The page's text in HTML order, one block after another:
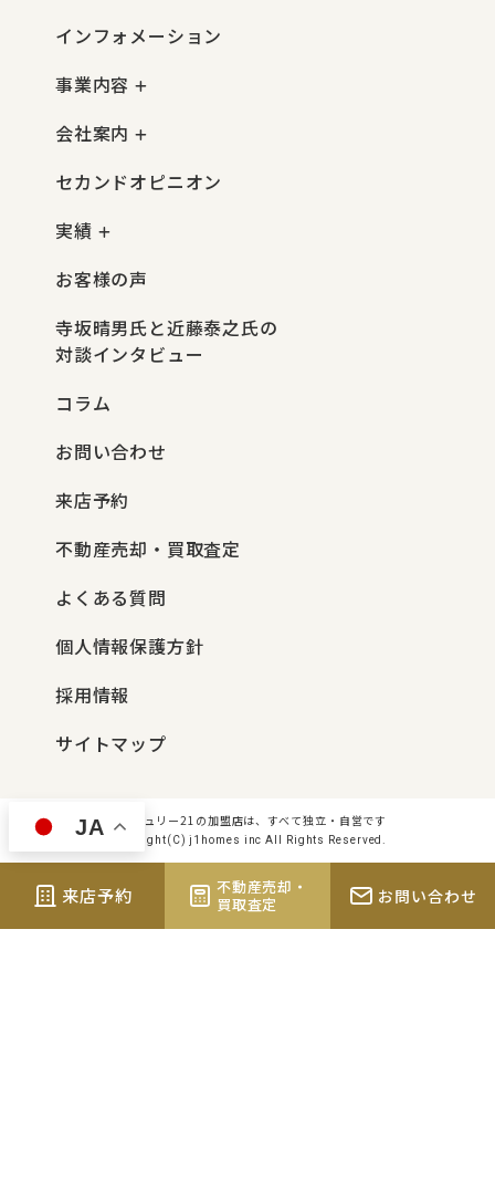
インフォメーション
事業内容
会社案内
セカンドオピニオン
実績
お客様の声
寺坂晴男氏と近藤泰之氏の
対談インタビュー
コラム
お問い合わせ
来店予約
不動産売却・買取査定
よくある質問
個人情報保護方針
採用情報
サイトマップ
センチュリー21の加盟店は、すべて独立・自営です
Copyright(C) j1homes inc All Rights Reserved.
来店予約
不動産売却・
買取査定
お問い合わせ
JA